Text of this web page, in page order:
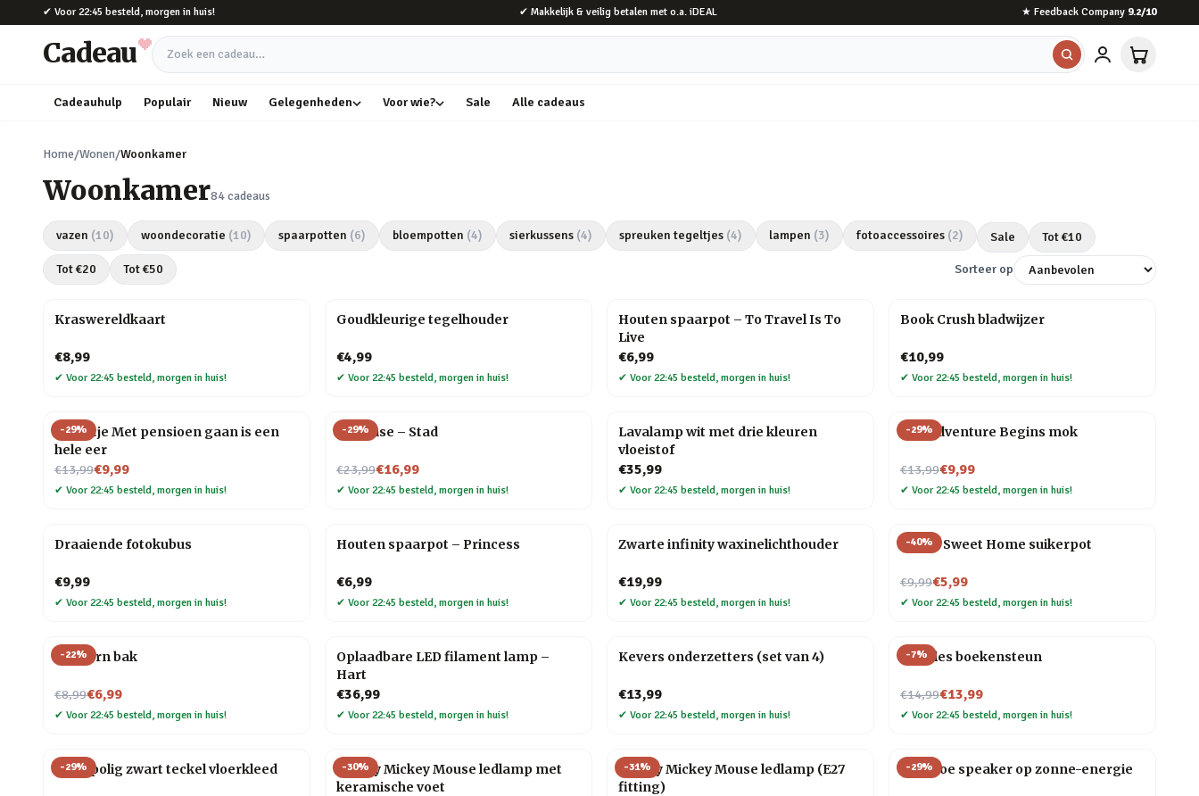
Naar hoofdinhoud
✔ Voor 22:45 besteld, morgen in huis! ✔ Makkelijk & veilig betalen met o.a. iDEAL ★ Feedback Company 9.2/10
Cadeau Zoek een cadeau
Cadeauhulp Populair Nieuw Gelegenheden Voor wie? Sale Alle cadeaus
Home/Wonen/Woonkamer
Woonkamer84cadeaus
vazen (10) woondecoratie (10) spaarpotten (6) bloempotten (4) sierkussens (4) spreuken tegeltjes (4) lampen (3) fotoaccessoires (2) Sale Tot €10
Tot €20 Tot €50 Sorteer op
Kraswereldkaart
€8,99
✔ Voor 22:45 besteld, morgen in huis!
Goudkleurige tegelhouder
€4,99
✔ Voor 22:45 besteld, morgen in huis!
Houten spaarpot – To Travel Is To
Live
€6,99
✔ Voor 22:45 besteld, morgen in huis!
Book Crush bladwijzer
€10,99
✔ Voor 22:45 besteld, morgen in huis!
-29%
Tegeltje Met pensioen gaan is een
hele eer
€13,99
Nu voor€9,99
✔ Voor 22:45 besteld, morgen in huis!
-29%
Flip Vase – Stad
€23,99
Nu voor€16,99
✔ Voor 22:45 besteld, morgen in huis!
Lavalamp wit met drie kleuren
vloeistof
€35,99
✔ Voor 22:45 besteld, morgen in huis!
-29%
The Adventure Begins mok
€13,99
Nu voor€9,99
✔ Voor 22:45 besteld, morgen in huis!
Draaiende fotokubus
€9,99
✔ Voor 22:45 besteld, morgen in huis!
Houten spaarpot – Princess
€6,99
✔ Voor 22:45 besteld, morgen in huis!
Zwarte infinity waxinelichthouder
€19,99
✔ Voor 22:45 besteld, morgen in huis!
-40%
Home Sweet Home suikerpot
€9,99
Nu voor€5,99
✔ Voor 22:45 besteld, morgen in huis!
-22%
Popcorn bak
€8,99
Nu voor€6,99
✔ Voor 22:45 besteld, morgen in huis!
Oplaadbare LED filament lamp –
Hart
€36,99
✔ Voor 22:45 besteld, morgen in huis!
Kevers onderzetters (set van 4)
€13,99
✔ Voor 22:45 besteld, morgen in huis!
-7%
Noodles boekensteun
€14,99
Nu voor€13,99
✔ Voor 22:45 besteld, morgen in huis!
-29%
Hoogpolig zwart teckel vloerkleed -30%
Disney Mickey Mouse ledlamp met
keramische voet
-31%
Disney Mickey Mouse ledlamp (E27
fitting)
-29%
Bamboe speaker op zonne-energie